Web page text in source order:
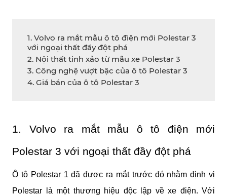
1. Volvo ra mắt mẫu ô tô điện mới Polestar 3
với ngoại thất đầy đột phá
2. Nội thất tinh xảo từ mẫu xe Polestar 3
3. Công nghệ vượt bậc của ô tô Polestar 3
4. Giá bán của ô tô Polestar 3
1. Volvo ra mắt mẫu ô tô điện mới
Polestar 3 với ngoại thất đầy đột phá
Ô tô Polestar 1 đã được ra mắt trước đó nhằm định vị
Polestar là một thương hiệu độc lập về xe điện. Với